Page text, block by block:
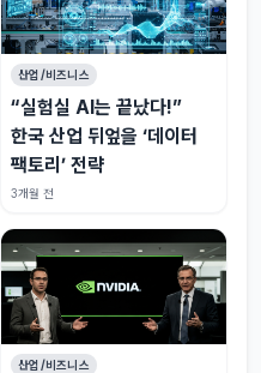
산업/비즈니스
“실험실 AI는 끝났다!”
한국 산업 뒤엎을 ‘데이터
팩토리’ 전략
3개월 전
산업/비즈니스